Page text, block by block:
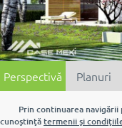
Perspectivă Planuri
Prin continuarea
cunoştinţătermenii şi